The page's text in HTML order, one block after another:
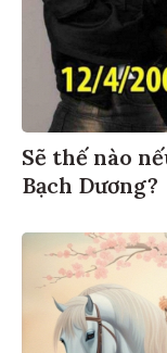
Sẽ thế nào
Bạch Dương?